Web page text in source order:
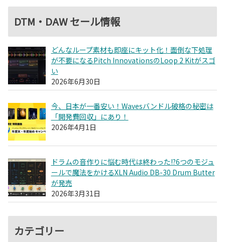
DTM・DAW セール情報
どんなループ素材も即座にキット化！面倒な下処理
が不要になるPitch InnovationsのLoop 2 Kitがスゴ
い
2026年6月30日
今、日本が一番安い！Wavesバンドル破格の秘密は
「開発費回収」にあり！
2026年4月1日
ドラムの音作りに悩む時代は終わった!?6つのモジュ
ールで魔法をかけるXLN Audio DB-30 Drum Butter
が発売
2026年3月31日
カテゴリー